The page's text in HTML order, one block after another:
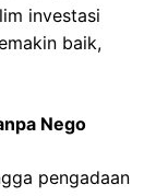
investasi
baik,
Nego
pengadaan